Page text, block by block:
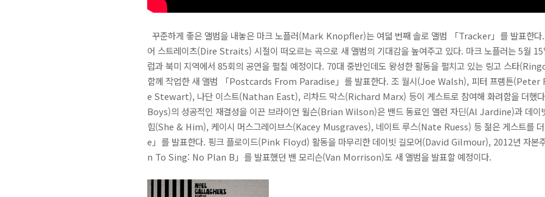
꾸준하게 좋은 앨범을 내놓은 마크 노플러(Mark Knopfler)는 여덟 번째 솔로 앨범 「Tracker」를 발표한
어 스트레이츠(Dire Straits) 시절이 떠오르는 곡으로 새 앨범의 기대감을 높여주고 있다. 마크 노플러는 5월
럽과 북미 지역에서 85회의 공연을 펼칠 예정이다. 70대 중반인데도 왕성한 활동을 펼치고 있는 링고 스타
함께 작업한 새 앨범 「Postcards From Paradise」를 발표한다. 조 월시(Joe Walsh), 피터 프램튼
e Stewart), 나단 이스트(Nathan East), 리차드 막스(Richard Marx) 등이 게스트로 참여해 화려함을 더했
Boys)의 성공적인 재결성을 이끈 브라이언 윌슨(Brian Wilson)은 밴드 동료인 앨런 자딘(Al Jardine)과 데
힘(She & Him), 케이시 머스그레이브스(Kacey Musgraves), 네이트 루스(Nate Ruess) 등 젊은 게스트를
e」를 발표한다. 핑크 플로이드(Pink Floyd) 활동을 마무리한 데이빗 길모어(David Gilmour), 2012년 자본
n To Sing: No Plan B」를 발표했던 밴 모리슨(Van Morrison)도 새 앨범을 발표할 예정이다.